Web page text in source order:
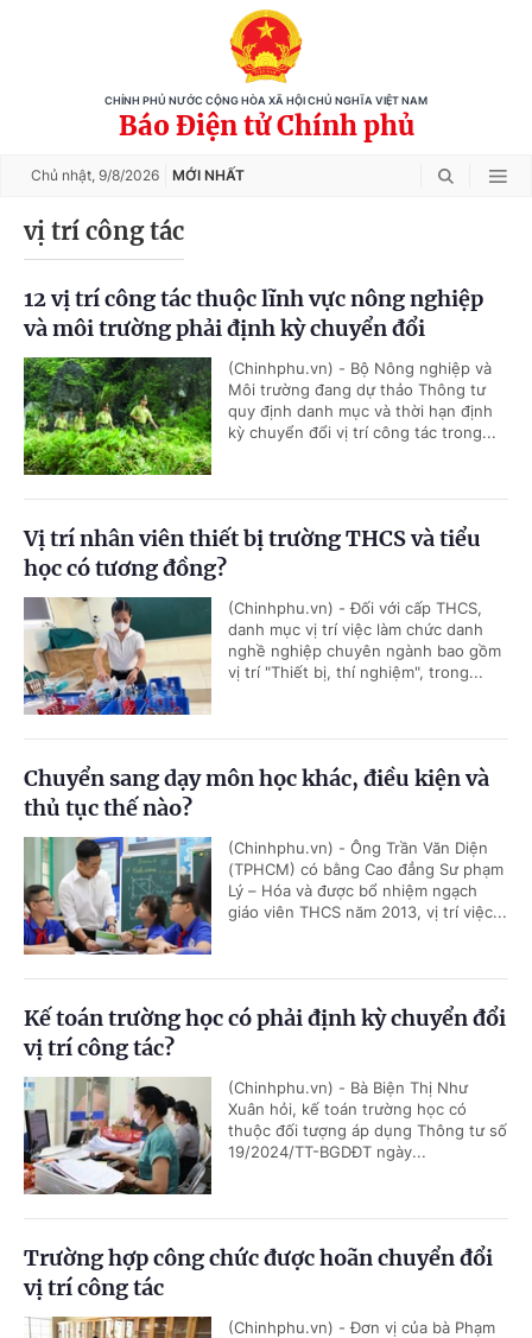
CHÍNH PHỦ NƯỚC CỘNG HÒA XÃ HỘI CHỦ NGHĨA VIỆT NAM
Báo Điện tử Chính phủ
Chủ nhật, 9/8/2026 MỚI NHẤT
vị trí công tác
12 vị trí công tác thuộc lĩnh vực nông nghiệp
và môi trường phải định kỳ chuyển đổi
(Chinhphu.vn) - Bộ Nông nghiệp và
Môi trường đang dự thảo Thông tư
quy định danh mục và thời hạn định
kỳ chuyển đổi vị trí công tác trong...
Vị trí nhân viên thiết bị trường THCS và tiểu
học có tương đồng?
(Chinhphu.vn) - Đối với cấp THCS,
danh mục vị trí việc làm chức danh
nghề nghiệp chuyên ngành bao gồm
vị trí "Thiết bị, thí nghiệm", trong...
Chuyển sang dạy môn học khác, điều kiện và
thủ tục thế nào?
(Chinhphu.vn) - Ông Trần Văn Diện
(TPHCM) có bằng Cao đẳng Sư phạm
Lý – Hóa và được bổ nhiệm ngạch
giáo viên THCS năm 2013, vị trí việc...
Kế toán trường học có phải định kỳ chuyển đổi
vị trí công tác?
(Chinhphu.vn) - Bà Biện Thị Như
Xuân hỏi, kế toán trường học có
thuộc đối tượng áp dụng Thông tư số
19/2024/TT-BGDĐT ngày...
Trường hợp công chức được hoãn chuyển đổi
vị trí công tác
(Chinhphu.vn) - Đơn vị của bà Phạm